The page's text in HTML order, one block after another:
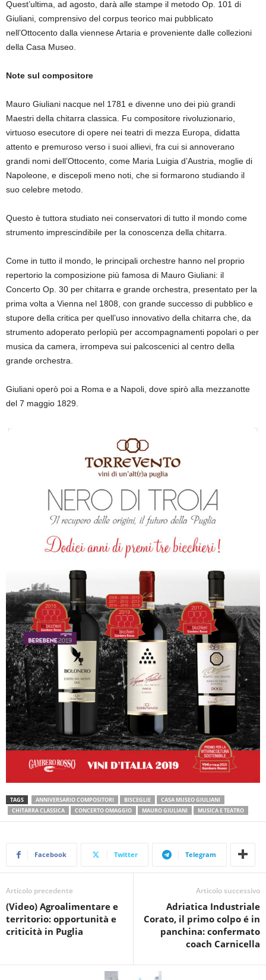
Quest’ultima, ad agosto, darà alle stampe il metodo Op. 101 di
Giuliani, comprensivo del corpus teorico mai pubblicato
nell’Ottocento dalla viennese Artaria e proveniente dalle collezioni
della Casa Museo.
Note sul compositore
Mauro Giuliani nacque nel 1781 e divenne uno dei più grandi
Maestri della chitarra classica. Fu compositore rivoluzionario,
virtuoso esecutore di opere nei teatri di mezza Europa, didatta
attento e premuroso verso i suoi allievi, fra cui si annoverano
grandi nomi dell’Ottocento, come Maria Luigia d’Austria, moglie di
Napoleone, e discepoli meno noti, che si formarono studiando il
suo celebre metodo.
Questo è tuttora studiato nei conservatori di tutto il mondo come
strumento imprescindibile per la conoscenza della chitarra.
Come in tutto il mondo, le principali orchestre hanno nel proprio
repertorio la composizione più famosa di Mauro Giuliani: il
Concerto Op. 30 per chitarra e grande orchestra, presentato per la
prima volta a Vienna nel 1808, con grande successo di pubblico e
stupore della critica per quell’uso innovativo della chitarra che, da
strumento adoperato perlopiù per accompagnamenti popolari o per
musica da camera, irrompeva sui palcoscenici al centro della
grande orchestra.
Giuliani operò poi a Roma e a Napoli, dove spirò alla mezzanotte
del 7 maggio 1829.
TAGS ANNIVERSARIO COMPOSITORI BISCEGLIE
CASA MUSEO GIULIANI
CHITARRA CLASSICA
CONCERTO OMAGGIO MAURO GIULIANI MUSICA E TEATRO
Facebook Twitter Telegram
Articolo precedente
(Video) Agroalimentare e
territorio: opportunità e
criticità in Puglia
Articolo successivo
Adriatica Industriale
Corato, il primo colpo é in
panchina: confermato
coach Carnicella